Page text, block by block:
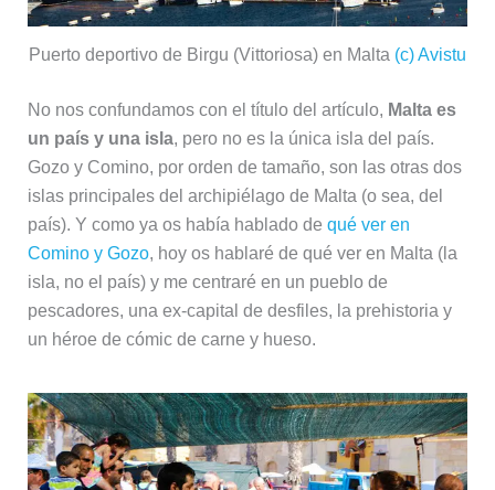
Puerto deportivo de Birgu (Vittoriosa) en Malta (c) Avistu
No nos confundamos con el título del artículo, Malta es
un país y una isla, pero no es la única isla del país.
Gozo y Comino, por orden de tamaño, son las otras dos
islas principales del archipiélago de Malta (o sea, del
país). Y como ya os había hablado de qué ver en
Comino y Gozo, hoy os hablaré de qué ver en Malta (la
isla, no el país) y me centraré en un pueblo de
pescadores, una ex-capital de desfiles, la prehistoria y
un héroe de cómic de carne y hueso.